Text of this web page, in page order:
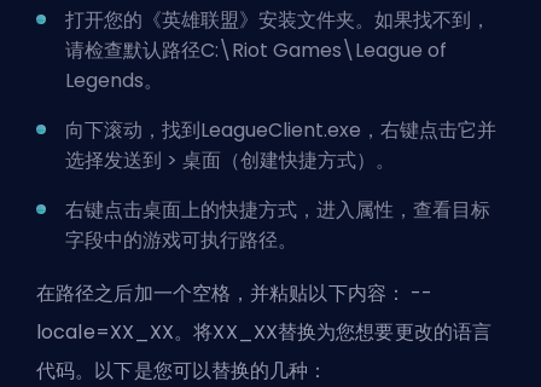
打开您的《英雄联盟》安装文件夹。如果找不到，
请检查默认路径C:\Riot Games\League of
Legends。
向下滚动，找到LeagueClient.exe，右键点击它并
选择发送到 > 桌面（创建快捷方式）。
右键点击桌面上的快捷方式，进入属性，查看目标
字段中的游戏可执行路径。
在路径之后加一个空格，并粘贴以下内容： --
locale=XX_XX。将XX_XX替换为您想要更改的语言
代码。以下是您可以替换的几种：